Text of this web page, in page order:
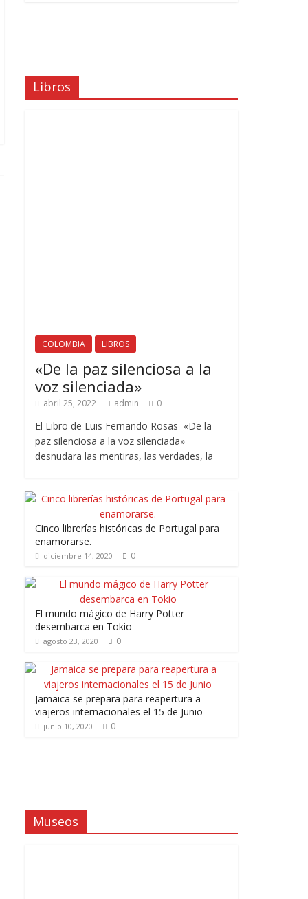
Libros
COLOMBIA LIBROS
«De la paz silenciosa a la
voz silenciada»
abril 25, 2022 admin 0
El Libro de Luis Fernando Rosas «De la
paz silenciosa a la voz silenciada»
desnudara las mentiras, las verdades, la
Cinco librerías históricas de Portugal para
enamorarse.
diciembre 14, 2020 0
El mundo mágico de Harry Potter
desembarca en Tokio
agosto 23, 2020 0
Jamaica se prepara para reapertura a
viajeros internacionales el 15 de Junio
junio 10, 2020 0
Museos